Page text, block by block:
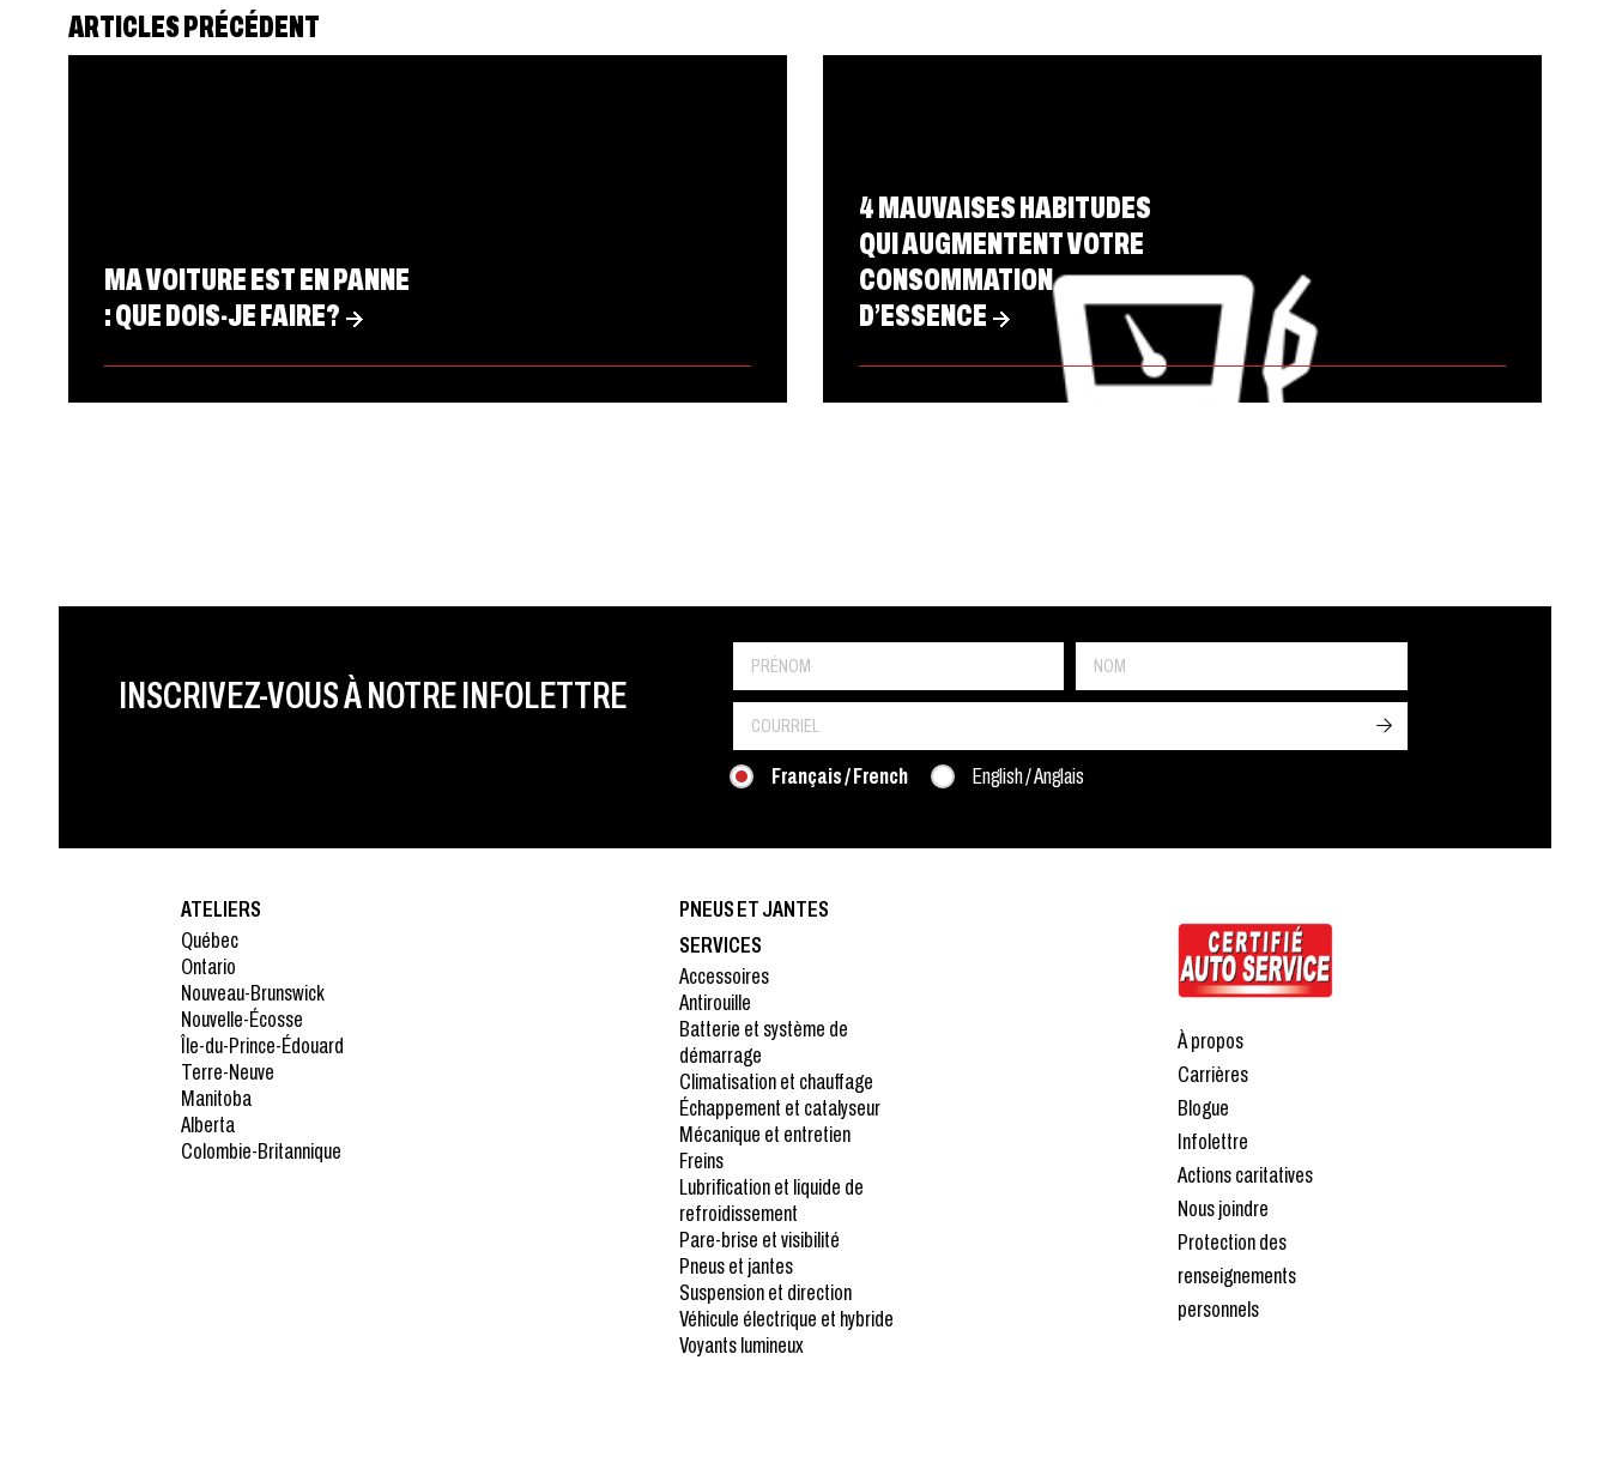
ARTICLES PRÉCÉDENT
MA VOITURE EST EN PANNE
: QUE DOIS-JE FAIRE?
4 MAUVAISES HABITUDES
QUI AUGMENTENT VOTRE
CONSOMMATION
D’ESSENCE
PRÉNOM
LAST NAME
INSCRIVEZ-VOUS À NOTRE INFOLETTRE
LANGUE
Français / French English / Anglais
->
ATELIERS
Québec
Ontario
Nouveau-Brunswick
Nouvelle-Écosse
Île-du-Prince-Édouard
Terre-Neuve
Manitoba
Alberta
Colombie-Britannique
PNEUS ET JANTES
SERVICES
Accessoires
Antirouille
Batterie et système de
démarrage
Climatisation et chauffage
Échappement et catalyseur
Mécanique et entretien
Freins
Lubrification et liquide de
refroidissement
Pare-brise et visibilité
Pneus et jantes
Suspension et direction
Véhicule électrique et hybride
Voyants lumineux
À propos
Carrières
Blogue
Infolettre
Actions caritatives
Nous joindre
Protection des
renseignements
personnels